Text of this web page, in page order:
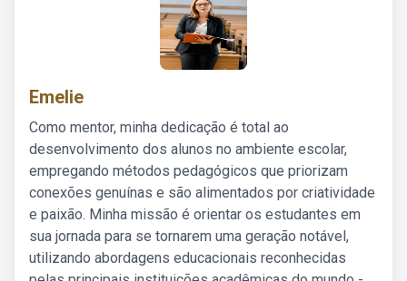
Emelie
Como mentor, minha dedicação é total ao
desenvolvimento dos alunos no ambiente escolar,
empregando métodos pedagógicos que priorizam
conexões genuínas e são alimentados por criatividade
e paixão. Minha missão é orientar os estudantes em
sua jornada para se tornarem uma geração notável,
utilizando abordagens educacionais reconhecidas